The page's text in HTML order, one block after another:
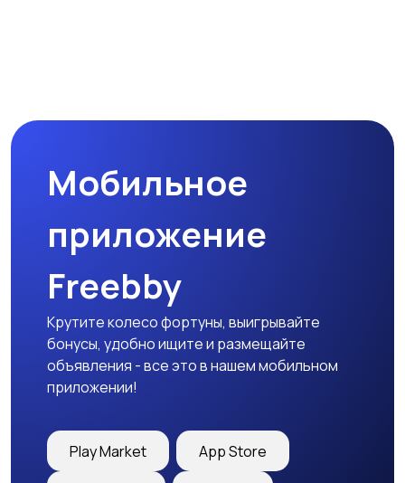
Мобильное
приложение
Freebby
Крутите колесо фортуны, выигрывайте
бонусы, удобно ищите и размещайте
объявления - все это в нашем мобильном
приложении!
Play Market App Store